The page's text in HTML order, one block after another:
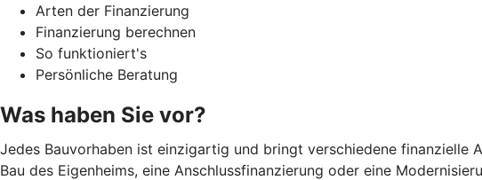
Arten der Finanzierung
Finanzierung berechnen
So funktioniert's
Persönliche Beratung
Was haben Sie vor?
Jedes Bauvorhaben ist einzigartig und bringt verschiedene finanzielle
Bau des Eigenheims, eine Anschlussfinanzierung oder eine